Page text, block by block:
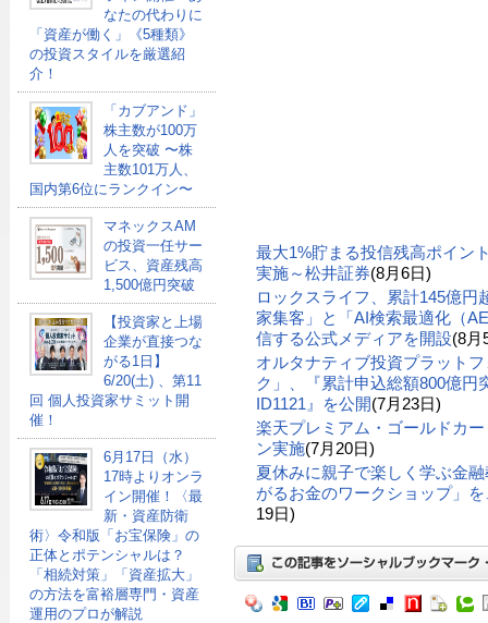
なたの代わりに
「資産が働く」《5種類》
の投資スタイルを厳選紹
介！
「カブアンド」
株主数が100万
人を突破 〜株
主数101万人、
国内第6位にランクイン〜
マネックスAM
の投資一任サー
ビス、資産残高
1,500億円突破
【投資家と上場
企業が直接つな
がる1日】
6/20(土) 、第11
回 個人投資家サミット開
催！
6月17日（水）
17時よりオンラ
イン開催！〈最
新・資産防衛
術〉令和版「お宝保険」の
正体とポテンシャルは？
「相続対策」「資産拡大」
の方法を富裕層専門・資産
運用のプロが解説
最大1%貯まる投信残高ポイン
実施～松井証券(8月6日)
ロックスライフ、累計145億円
家集客」と「AI検索最適化（
信する公式メディアを開設(8月
オルタナティブ投資プラット
ク」、『累計申込総額800億円
ID1121』を公開(7月23日)
楽天プレミアム・ゴールドカ
ン実施(7月20日)
夏休みに親子で楽しく学ぶ金
がるお金のワークショップ」
19日)